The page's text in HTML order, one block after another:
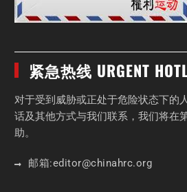
紧急热线 URGENT
对于受到威胁或正处于危险状态下的
话及其他方式与我们联系，我们将在
助。
邮箱:editor@chinahrc.org